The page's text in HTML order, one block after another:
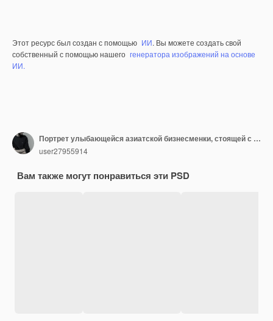
Этот ресурс был создан с помощью ИИ. Вы можете создать свой
собственный с помощью нашего генератора изображений на основе
ИИ.
Портрет улыбающейся азиатской бизнесменки, стоящей с скрещенными руками и смотрящей на камеру, изолированную на прозрачном фоне
user27955914
Вам также могут понравиться эти PSD